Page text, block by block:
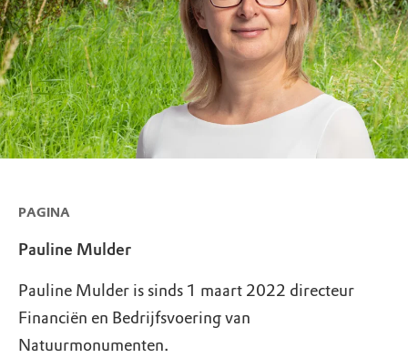
PAGINA
Pauline Mulder
Pauline Mulder is sinds 1 maart 2022 directeur
Financiën en Bedrijfsvoering van
Natuurmonumenten.